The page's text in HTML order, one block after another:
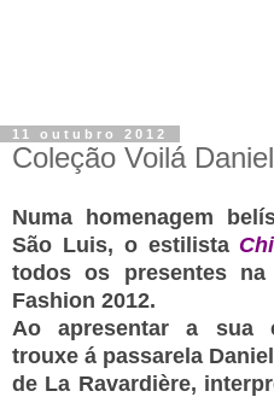
11 outubro 2012
Coleção Voilá Daniel
Numa homenagem
São Luis, o estilista
todos os presentes
Fashion 2012.
Ao apresentar a sua
trouxe á passarela
de La Ravardière,